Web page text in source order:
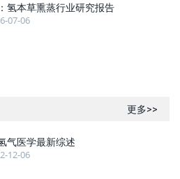
氢本草熏蒸行业研究报告
07-06
更多>>
气医学最新综述
12-06